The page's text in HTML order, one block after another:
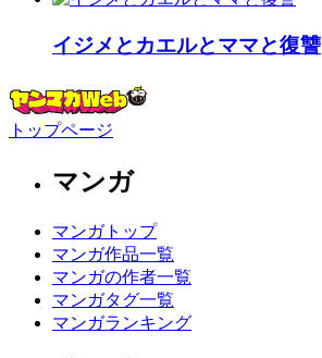
イジメとカエルとママと復讐
トップページ
マンガ
マンガトップ
マンガ作品一覧
マンガの作者一覧
マンガタグ一覧
マンガランキング